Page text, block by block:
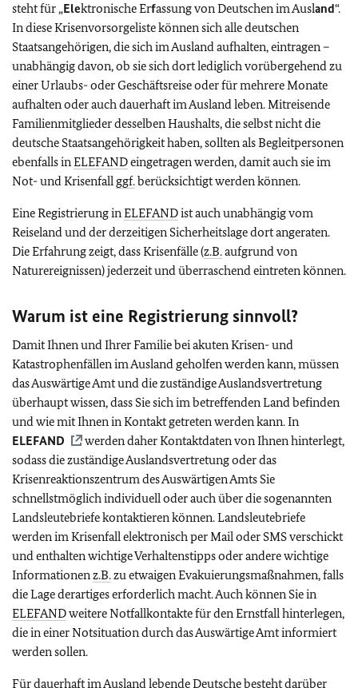
steht für „Elektronische Erfassung von Deutschen im Ausland“.
In diese Krisenvorsorgeliste können sich alle deutschen
Staatsangehörigen, die sich im Ausland aufhalten, eintragen –
unabhängig davon, ob sie sich dort lediglich vorübergehend zu
einer Urlaubs- oder Geschäftsreise oder für mehrere Monate
aufhalten oder auch dauerhaft im Ausland leben. Mitreisende
Familienmitglieder desselben Haushalts, die selbst nicht die
deutsche Staatsangehörigkeit haben, sollten als Begleitpersonen
ebenfalls inELEFANDeingetragen werden, damit auch sie im
Not- und Krisenfall ggf.berücksichtigt werden können.
Eine Registrierung inELEFANDist auch unabhängig vom
Reiseland und der derzeitigen Sicherheitslage dort angeraten.
Die Erfahrung zeigt, dass Krisenfälle (z.B.aufgrund von
Naturereignissen) jederzeit und überraschend eintreten können.
Warum ist eine Registrierung sinnvoll?
Damit Ihnen und Ihrer Familie bei akuten Krisen- und
Katastrophenfällen im Ausland geholfen werden kann, müssen
das Auswärtige Amt und die zuständige Auslandsvertretung
überhaupt wissen, dass Sie sich im betreffenden Land befinden
und wie mit Ihnen in Kontakt getreten werden kann. In
ELEFAND
werden daher Kontaktdaten von Ihnen hinterlegt,
sodass die zuständige Auslandsvertretung oder das
Krisenreaktionszentrum des Auswärtigen Amts Sie
schnellstmöglich individuell oder auch über die sogenannten
Landsleutebriefe kontaktieren können. Landsleutebriefe
werden im Krisenfall elektronisch per Mail oder SMS verschickt
und enthalten wichtige Verhaltenstipps oder andere wichtige
Informationenz.B.zu etwaigen Evakuierungsmaßnahmen, falls
die Lage derartiges erforderlich macht. Auch können Sie in
ELEFANDweitere Notfallkontakte für den Ernstfall hinterlegen,
die in einer Notsituation durch das Auswärtige Amt informiert
werden sollen.
Für dauerhaft im Ausland lebende Deutsche besteht darüber